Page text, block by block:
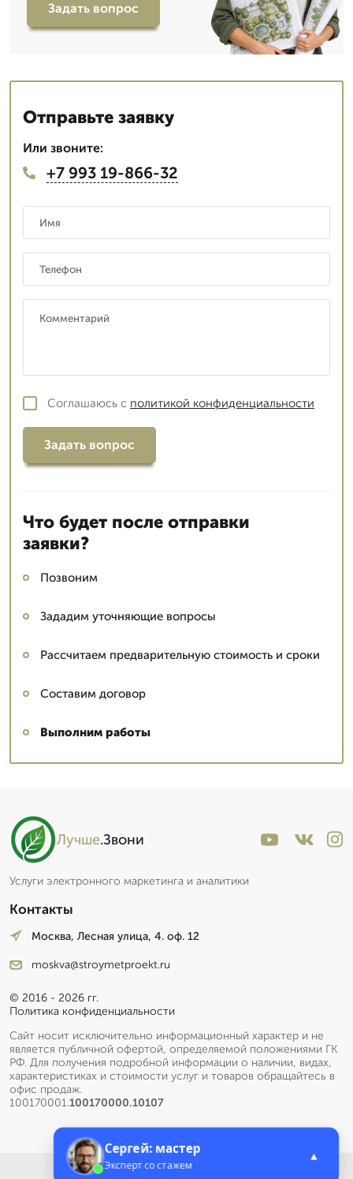
Задать вопрос
Отправьте заявку
Или звоните:
+7 993 19-866-32
Соглашаюсь с политикой конфиденциальности
Задать вопрос
Что будет после отправки
заявки?
Позвоним
Зададим уточняющие вопросы
Рассчитаем предварительную стоимость и сроки
Составим договор
Выполним работы
Лучше.Звони
Услуги электронного маркетинга и аналитики
Контакты
Москва, Лесная улица, 4. оф. 12
moskva@stroymetproekt.ru
© 2016 - 2026 гг.
Политика конфиденциальности
Сайт носит исключительно информационный характер и не
является публичной офертой, определяемой положениями ГК
РФ. Для получения подробной информации о наличии, видах,
характеристиках и стоимости услуг и товаров обращайтесь в
офис продаж.
100170001.100170000.10107
Сергей: мастер
Эксперт со стажем
▲